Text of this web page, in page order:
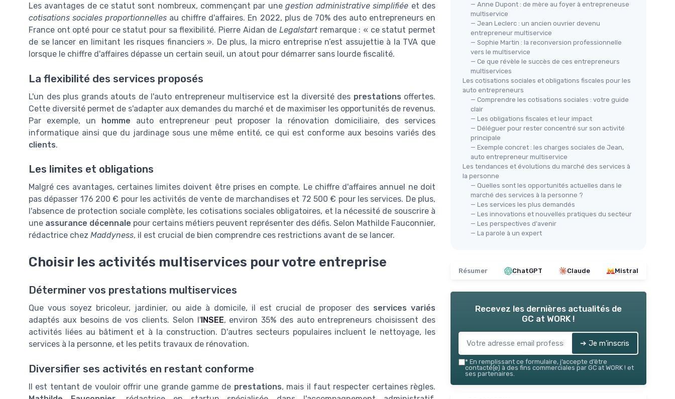
Les avantages de ce statut sont nombreux, commençant par une gestion administrative simplifiée et des
cotisations sociales proportionnelles au chiffre d'affaires. En 2022, plus de 70% des auto entrepreneurs en
France ont opté pour ce statut pour sa flexibilité. Pierre Aidan de Legalstartremarque : « ce statut permet
de se lancer en limitant les risques financiers ». De plus, la micro entreprise n’est assujettie à la TVA que
lorsque le chiffre d'affaires dépasse un certain seuil, un atout pour démarrer sans lourde fiscalité.
La flexibilité des services proposés
L'un des plus grands atouts de l'auto entrepreneur multiservice est la diversité des prestations offertes.
Cette diversité permet de s'adapter aux demandes du marché et de maximiser les opportunités de revenus.
Par exemple, un homme auto entrepreneur peut proposer la rénovation domiciliaire, des services
informatique ainsi que du jardinage sous une même entité, ce qui est conforme aux besoins variés des
clients.
Les limites et obligations
Malgré ces avantages, certaines limites doivent être prises en compte. Le chiffre d'affaires annuel ne doit
pas dépasser 176 200 € pour les activités de vente de marchandises et 72 500 € pour les services. De plus,
l'absence de protection sociale complète, les cotisations sociales obligatoires, et la nécessité de souscrire à
une assurance décennale pour certains métiers peuvent représenter des défis. Selon Mathilde Fauconnier,
rédactrice chez Maddyness, il est crucial de bien comprendre ces restrictions avant de se lancer.
Choisir les activités multiservices pour votre entreprise
Déterminer vos prestations multiservices
Que vous soyez bricoleur, jardinier, ou aide à domicile, il est crucial de proposer des services variés
adaptés aux besoins de vos clients. Selon l'INSEE, environ 35% des auto entrepreneurs choisissent des
activités liées au bâtiment et à la construction. D'autres secteurs populaires incluent le nettoyage, les
services à la personne, et les petits travaux de rénovation.
Diversifier ses activités en restant conforme
Il est tentant de vouloir offrir une grande gamme de prestations, mais il faut respecter certaines règles.
— Anne Dupont : de mère au foyer à entrepreneuse
multiservice
— Jean Leclerc : un ancien ouvrier devenu
entrepreneur multiservice
— Sophie Martin : la reconversion professionnelle
vers le multiservice
— Ce que révèle le succès de ces entrepreneurs
multiservices
Les cotisations sociales et obligations fiscales pour les
auto entrepreneurs
— Comprendre les cotisations sociales : votre guide
clair
— Les obligations fiscales et leur impact
— Déléguer pour rester concentré sur son activité
principale
— Exemple concret : les charges sociales de Jean,
auto entrepreneur multiservice
Les tendances et évolutions du marché des services à
la personne
— Quelles sont les opportunités actuelles dans le
marché des services à la personne ?
— Les services les plus demandés
— Les innovations et nouvelles pratiques du secteur
— Les perspectives d'avenir
— La parole à un expert
Résumer ChatGPT Claude Mistral
Recevez les dernières actualités de
GC at WORK !
➔ Je m'inscris
* En remplissant ce formulaire, j’accepte d’être
contacté(e) à des fins commerciales par GC at WORK ! et
ses partenaires.